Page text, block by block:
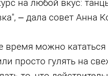
на любой вкус:
– дала совет Анна
время можно
просто гулять на